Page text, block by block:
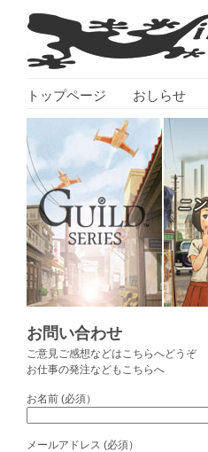
トップページ おしらせ
お問い合わせ
ご意見ご感想などはこちらへどうぞ
お仕事の発注などもこちらへ
お名前 (必須）
メールアドレス (必須）